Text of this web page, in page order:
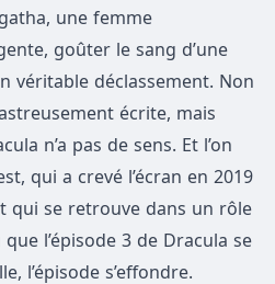
une femme
goûter le sang d’une
véritable déclassement. Non
écrite, mais
n’a pas de sens. Et l’on
qui a crevé l’écran en 2019
qui se retrouve dans un rôle
l’épisode 3 de Dracula se
l’épisode s’effondre.